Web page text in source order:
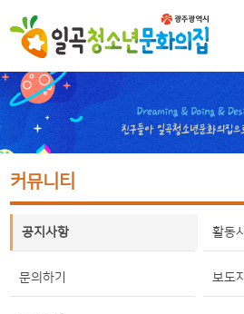
커뮤니티
공지사항 활동
문의하기 보도